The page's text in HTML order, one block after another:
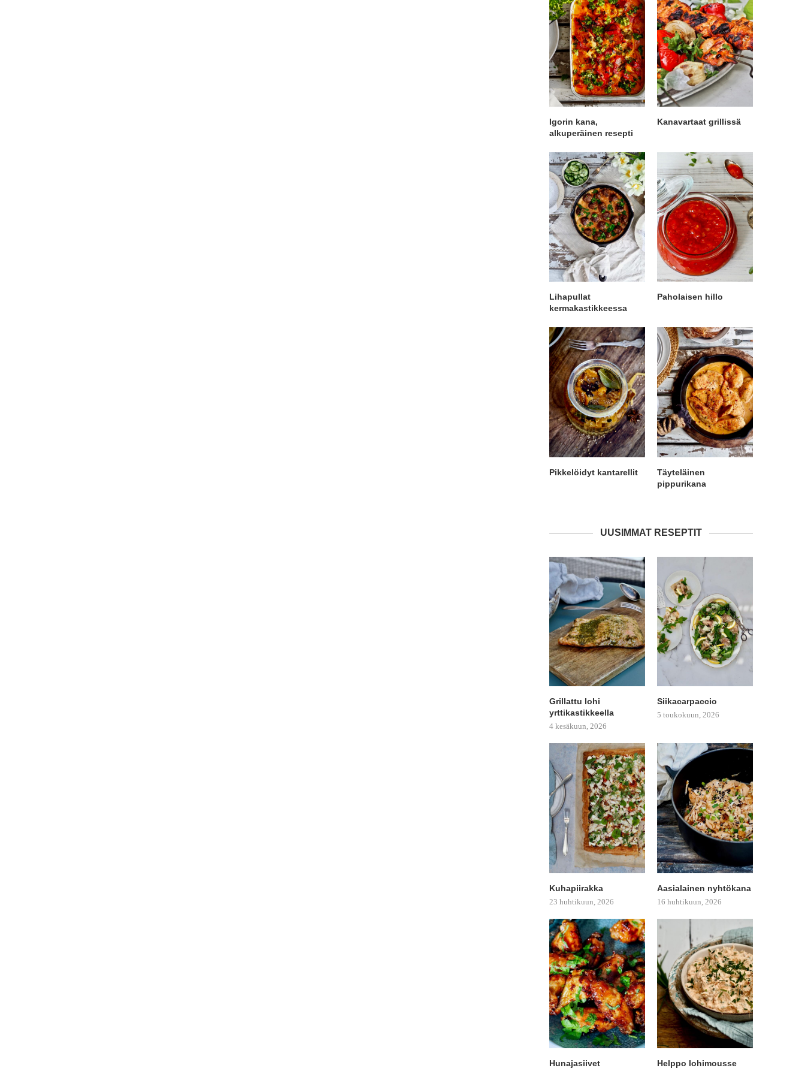
Igorin kana,
alkuperäinen resepti
Kanavartaat grillissä
Lihapullat
kermakastikkeessa
Paholaisen hillo
Pikkelöidyt kantarellit
Täyteläinen
pippurikana
UUSIMMAT RESEPTIT
Grillattu lohi
yrttikastikkeella
4 kesäkuun, 2026
Siikacarpaccio
5 toukokuun, 2026
Kuhapiirakka
23 huhtikuun, 2026
Aasialainen nyhtökana
16 huhtikuun, 2026
Hunajasiivet Helppo lohimousse